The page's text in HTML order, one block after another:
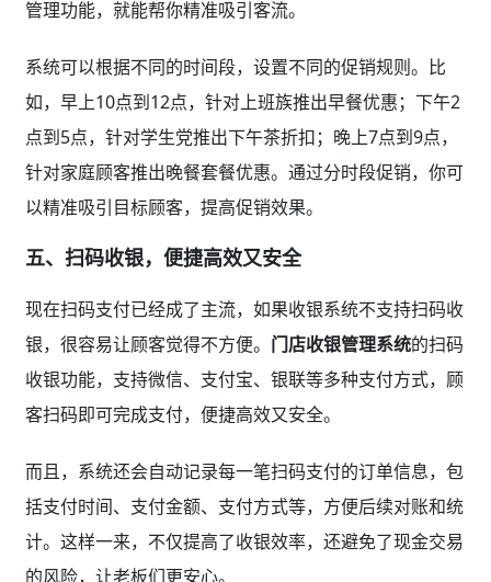
管理功能，就能帮你精准吸引客流。
系统可以根据不同的时间段，设置不同的促销规则。比
如，早上10点到12点，针对上班族推出早餐优惠；下午2
点到5点，针对学生党推出下午茶折扣；晚上7点到9点，
针对家庭顾客推出晚餐套餐优惠。通过分时段促销，你可
以精准吸引目标顾客，提高促销效果。
五、扫码收银，便捷高效又安全
现在扫码支付已经成了主流，如果收银系统不支持扫码收
银，很容易让顾客觉得不方便。 门店收银管理系统的扫码
收银功能，支持微信、支付宝、银联等多种支付方式，顾
客扫码即可完成支付，便捷高效又安全。
而且，系统还会自动记录每一笔扫码支付的订单信息，包
括支付时间、支付金额、支付方式等，方便后续对账和统
计。这样一来，不仅提高了收银效率，还避免了现金交易
的风险，让老板们更安心。